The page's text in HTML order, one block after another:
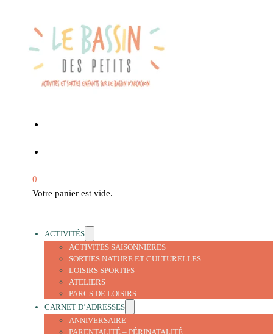
0
Votre panier est vide.
ACTIVITÉS
ACTIVITÉS SAISONNIÈRES
SORTIES NATURE ET CULTURELLES
LOISIRS SPORTIFS
ATELIERS
PARCS DE LOISIRS
CARNET D’ADRESSES
ANNIVERSAIRE
PARENTALITÉ – PÉRINATALITÉ